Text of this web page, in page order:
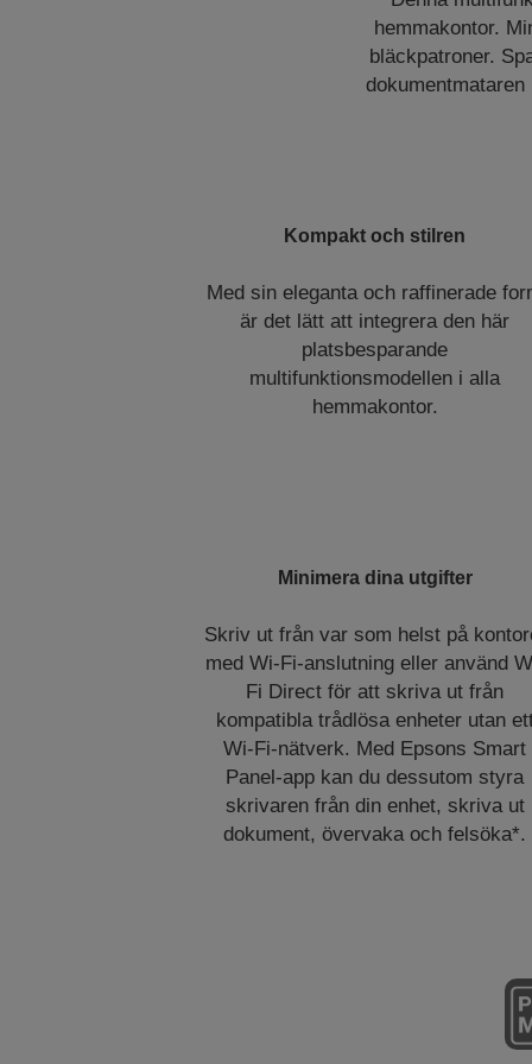
hemmakontor.
bläckpatroner.
Kompakt och stilren
Med sin eleganta och raffinerade
är det lätt att integrera den här
platsbesparande
multifunktionsmodellen i alla
hemmakontor.
Minimera dina utgifter
Skriv ut från var som helst på
med Wi-Fi-anslutning eller använd
Fi Direct för att skriva ut från
kompatibla trådlösa enheter utan
Wi-Fi-nätverk. Med Epsons Smart
Panel-app kan du dessutom styra
skrivaren från din enhet, skriva ut
dokument, övervaka och felsöka*.